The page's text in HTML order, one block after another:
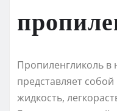
Пропиленгликоль в
представляет
жидкость,